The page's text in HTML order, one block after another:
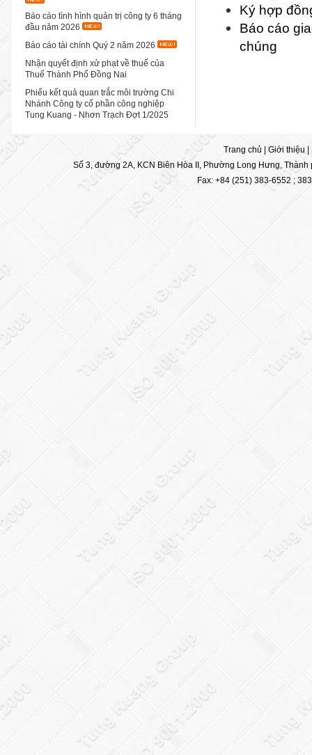
Báo cáo tình hình quản trị công ty 6 tháng
đầu năm 2026
Báo cáo tài chính Quý 2 năm 2026
Nhận quyết định xử phạt về thuế của
Thuế Thành Phố Đồng Nai
Phiếu kết quả quan trắc môi trường Chi
Nhánh Công ty cổ phần công nghiệp
Tung Kuang - Nhơn Trạch Đợt 1/2025
Ký hợp
Báo cáo
chúng
Trang chủ Giới thiệu
Số 3, đường 2A, KCN Biên Hòa II, Phường Long Hưng,
Fax: +84 (251) 383-6552 ;